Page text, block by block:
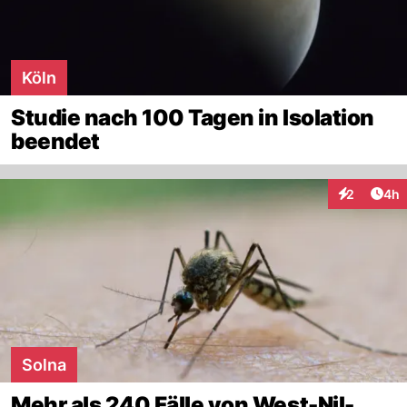
Köln
Studie nach 100 Tagen in Isolation
beendet
2 4h
Solna